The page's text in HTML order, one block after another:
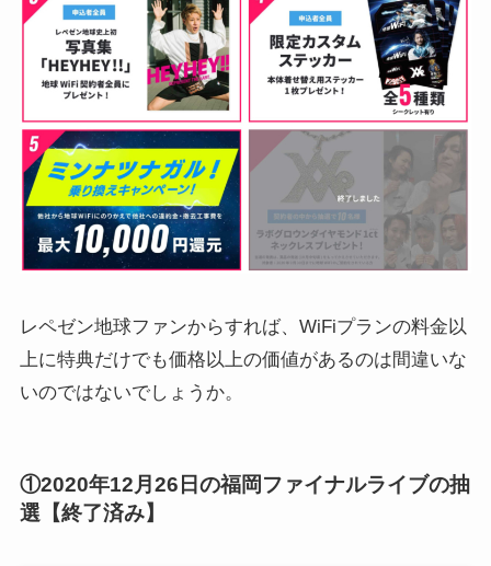
レペゼン地球ファンからすれば、WiFiプランの料金以
上に特典だけでも価格以上の価値があるのは間違いな
いのではないでしょうか。
①2020年12月26日の福岡ファイナルライブの抽
選【終了済み】